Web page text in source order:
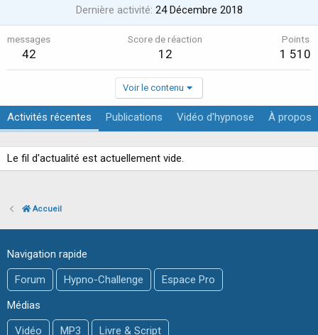
Dernière activité 24 Décembre 2018
messages
42
Score de réaction
12
Points
1 510
Voir le contenu
Activités récentes Publications Vidéo d'hypnose À propos
Le fil d'actualité est actuellement vide.
Accueil
Navigation rapide
Forum
Hypno-Challenge
Espace Pro
Médias
Vidéo
MP3 Livre & Script